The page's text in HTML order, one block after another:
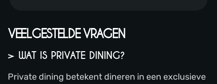
VEELGESTELDE VRAGEN
> WAT IS PRIVATE DINING?
Private dining betekent dineren in een exclusieve